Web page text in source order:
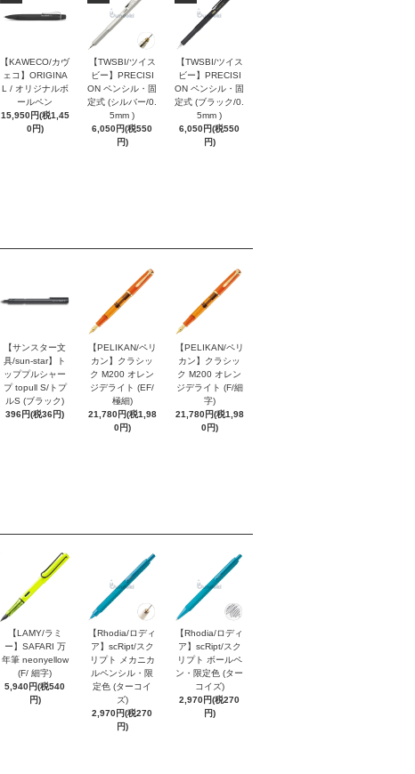
【KAWECO/カヴ
ェコ】ORIGINA
L / オリジナルボ
ールペン
15,950円(税1,45
0円)
【TWSBI/ツイス
ビー】PRECISI
ON ペンシル・固
定式 (シルバー/0.
5mm )
6,050円(税550
円)
【TWSBI/ツイス
ビー】PRECISI
ON ペンシル・固
定式 (ブラック/0.
5mm )
6,050円(税550
円)
【サンスター文
具/sun-star】ト
ッププルシャー
プ topull S/トプ
ルS (ブラック)
396円(税36円)
【PELIKAN/ペリ
カン】クラシッ
ク M200 オレン
ジデライト (EF/
極細)
21,780円(税1,98
0円)
【PELIKAN/ペリ
カン】クラシッ
ク M200 オレン
ジデライト (F/細
字)
21,780円(税1,98
0円)
【LAMY/ラミ
ー】SAFARI 万
年筆 neonyellow
(F/ 細字)
5,940円(税540
円)
【Rhodia/ロディ
ア】scRipt/スク
リプト メカニカ
ルペンシル・限
定色 (ターコイ
ズ)
2,970円(税270
円)
【Rhodia/ロディ
ア】scRipt/スク
リプト ボールペ
ン・限定色 (ター
コイズ)
2,970円(税270
円)